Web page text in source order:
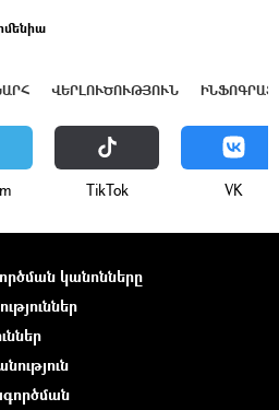
ՎԵՐԼՈՒԾՈՒԹՅՈՒՆ
ТikТоk VK
կանոնները